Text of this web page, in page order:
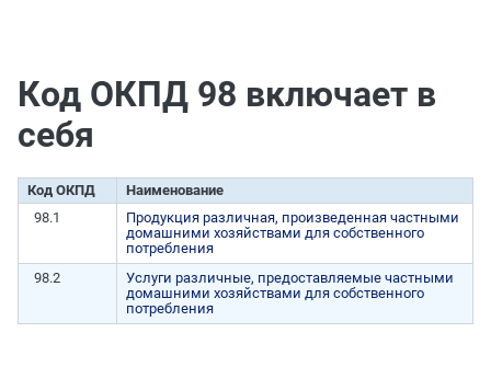
Код ОКПД 98 включает в
себя
Код ОКПД
Наименование
98.1
Продукция различная, произведенная частными
домашними хозяйствами для собственного
потребления
98.2
Услуги различные, предоставляемые частными
домашними хозяйствами для собственного
потребления